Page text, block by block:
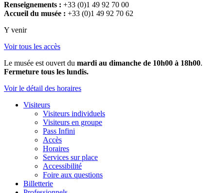
Renseignements : +33 (0)1 49 92 70 00
Accueil du musée : +33 (0)1 49 92 70 62
Y venir
Voir tous les accès
Le musée est ouvert du mardi au dimanche de 10h00 à 18h00.
Fermeture tous les lundis.
Voir le détail des horaires
Visiteurs
Visiteurs individuels
Visiteurs en groupe
Pass Infini
Accès
Horaires
Services sur place
Accessibilité
Foire aux questions
Billetterie